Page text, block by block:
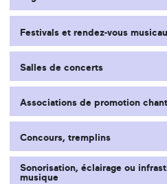
Festivals et rendez-vous
Salles de concerts
Associations de promotion
Concours, tremplins
Sonorisation, éclairage ou
musique